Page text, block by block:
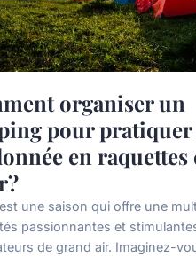
organiser un
pour pratiquer
en raquettes
une saison qui offre une
passionnantes et
de grand air. Imaginez-